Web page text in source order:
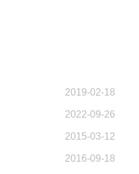
2019-02-18
2022-09-26
2015-03-12
2016-09-18